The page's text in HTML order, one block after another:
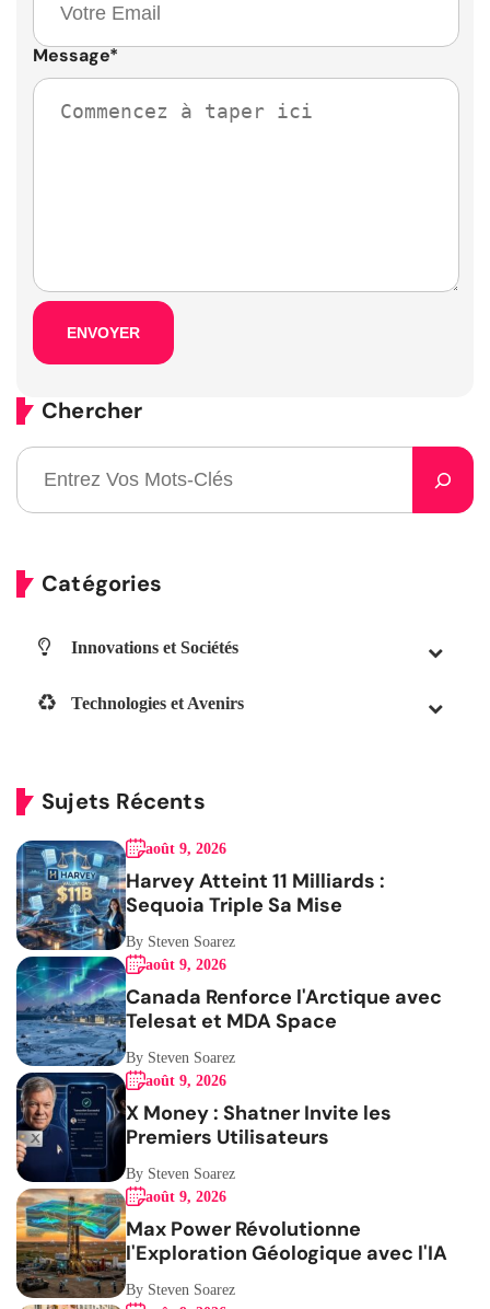
Message*
Chercher
Catégories
Innovations et Sociétés
Technologies et Avenirs
Sujets Récents
août 9, 2026
Harvey Atteint 11 Milliards :
Sequoia Triple Sa Mise
By Steven Soarez
août 9, 2026
Canada Renforce l'Arctique avec
Telesat et MDA Space
By Steven Soarez
août 9, 2026
X Money : Shatner Invite les
Premiers Utilisateurs
By Steven Soarez
août 9, 2026
Max Power Révolutionne
l'Exploration Géologique avec l'IA
By Steven Soarez